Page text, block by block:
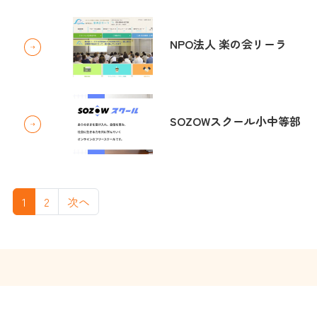
NPO法人 楽の会リーラ
SOZOWスクール小中等部
1 2 次へ